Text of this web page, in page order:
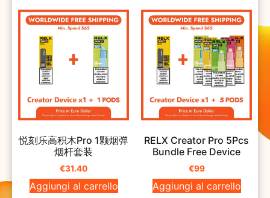
悦刻乐高积木Pro 1颗烟弹
烟杆套装
€31.40
Aggiungi al carrello
RELX Creator Pro 5Pcs
Bundle Free Device
€99
Aggiungi al carrello